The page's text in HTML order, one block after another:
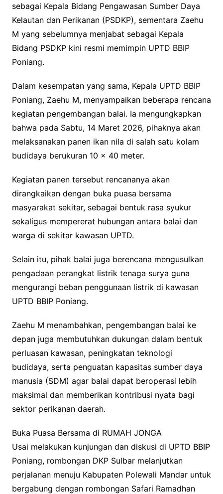
sebagai Kepala Bidang Pengawasan Sumber Daya
Kelautan dan Perikanan (PSDKP), sementara Zaehu
M yang sebelumnya menjabat sebagai Kepala
Bidang PSDKP kini resmi memimpin UPTD BBIP
Poniang.
Dalam kesempatan yang sama, Kepala UPTD BBIP
Poniang, Zaehu M, menyampaikan beberapa rencana
kegiatan pengembangan balai. Ia mengungkapkan
bahwa pada Sabtu, 14 Maret 2026, pihaknya akan
melaksanakan panen ikan nila di salah satu kolam
budidaya berukuran 10 x 40 meter.
Kegiatan panen tersebut rencananya akan
dirangkaikan dengan buka puasa bersama
masyarakat sekitar, sebagai bentuk rasa syukur
sekaligus mempererat hubungan antara balai dan
warga di sekitar kawasan UPTD.
Selain itu, pihak balai juga berencana mengusulkan
pengadaan perangkat listrik tenaga surya guna
mengurangi beban penggunaan listrik di kawasan
UPTD BBIP Poniang.
Zaehu M menambahkan, pengembangan balai ke
depan juga membutuhkan dukungan dalam bentuk
perluasan kawasan, peningkatan teknologi
budidaya, serta penguatan kapasitas sumber daya
manusia (SDM) agar balai dapat beroperasi lebih
maksimal dan memberikan kontribusi nyata bagi
sektor perikanan daerah.
Buka Puasa Bersama di RUMAH JONGA
Usai melakukan kunjungan dan diskusi di UPTD BBIP
Poniang, rombongan DKP Sulbar melanjutkan
perjalanan menuju Kabupaten Polewali Mandar untuk
bergabung dengan rombongan Safari Ramadhan